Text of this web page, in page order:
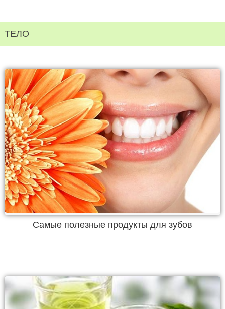
ТЕЛО
Самые полезные продукты для зубов